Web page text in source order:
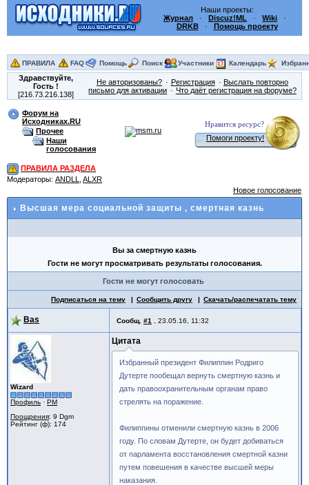
Наши проекты:
Журнал · Discuz!ML · Wiki ·
DRKB· Помощь проекту
ПРАВИЛА FAQ Помощь Поиск Участники Календарь
Здравствуйте,
Гость!
[216.73.216.138]
Не авторизованы? Регистрация
Выслать повторно
письмо для активации
Что даёт регистрация на форуме?
Форум на
Исходниках.RU
Прочее
Наши
голосования
Нравится ресурс?
Помоги проекту!
ПРАВИЛА РАЗДЕЛА
Модераторы: ANDLL
ALXR
Новое голосование
Высшая мера социальной защиты , смертная казнь
Вы за смертную казнь
Гости не могут просматривать результаты голосования.
Гости не могут голосовать
Подписаться на тему Сообщить другу Скачать/распечатать тему
Bas Сообщ. #1 23.05.16, 11:32
Wizard
Профиль · PM
Поощрения: 9 Dgm
Рейтинг (ф): 174
Цитата
Избранный президент Филиппин Родриго
Дутерте пообещал вернуть смертную казнь и
дать правоохранительным органам право
стрелять на поражение.
Филиппины отменили смертную казнь в 2006
году. По словам Дутерте, он будет добиваться
от парламента восстановления смертной казни
путем повешения в качестве высшей меры
наказания.